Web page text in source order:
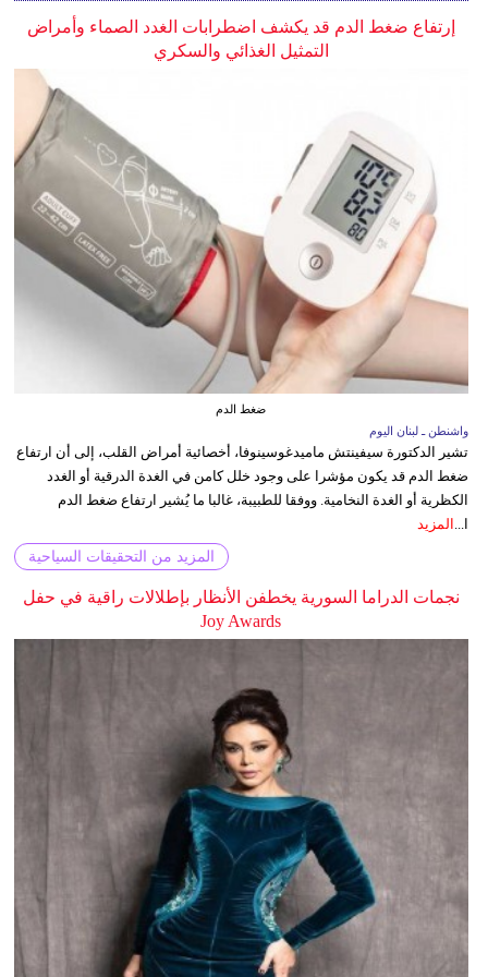
إرتفاع ضغط الدم قد يكشف اضطرابات الغدد الصماء وأمراض
التمثيل الغذائي والسكري
ضغط الدم
واشنطن ـ لبنان اليوم
تشير الدكتورة سيفينتش ماميدغوسينوفا، أخصائية أمراض القلب، إلى أن ارتفاع
ضغط الدم قد يكون مؤشرا على وجود خلل كامن في الغدة الدرقية أو الغدد
الكظرية أو الغدة النخامية. ووفقا للطبيبة، غالبا ما يُشير ارتفاع ضغط الدم
ا...
المزيد
المزيد من التحقيقات السياحية
نجمات الدراما السورية يخطفن الأنظار بإطلالات راقية في حفل
Joy Awards